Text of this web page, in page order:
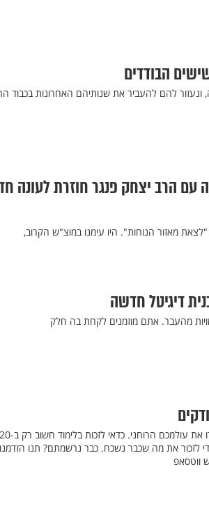
הבודדים
להם להעביר את שנותיהם האחרונות בכבוד
עם הרב יצחק פנגר חוזרת לעונה
מאזור הנוחות". היו עימנו במוצ"ש הקרוב,
דיגיטל חדשה
מהעבר. אתם מוזמנים לקחת בה חלק
לא רק שלא תרגישו נקיפות מצפון, אלא גם תלמדו ותעשירו את עולמכם הרוחני. כדאי לזכות בלימוד חשוב רק ב-20
לזכור את מה שכבר נשכח. כבר נרשמתם? תנו
ווטסאפ